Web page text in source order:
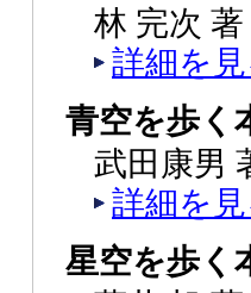
林 完次 著
詳細を見
青空を歩く
武田康男
詳細を見
星空を歩く